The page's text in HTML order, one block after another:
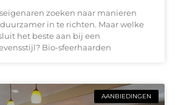
zoeken naar manieren
in te richten. Maar welke
het beste aan bij een
Bio-sfeerhaarden
AANBIEDINGEN